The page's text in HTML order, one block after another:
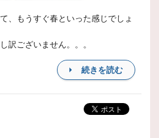
、もうすぐ春といった感じでしょ
訳ございません。。。
続きを読む